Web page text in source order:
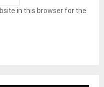
in this browser for the